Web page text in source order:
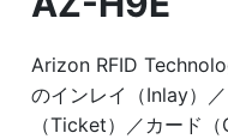
Arizon RFID
のインレイ（Inlay）
（Ticket）／カード